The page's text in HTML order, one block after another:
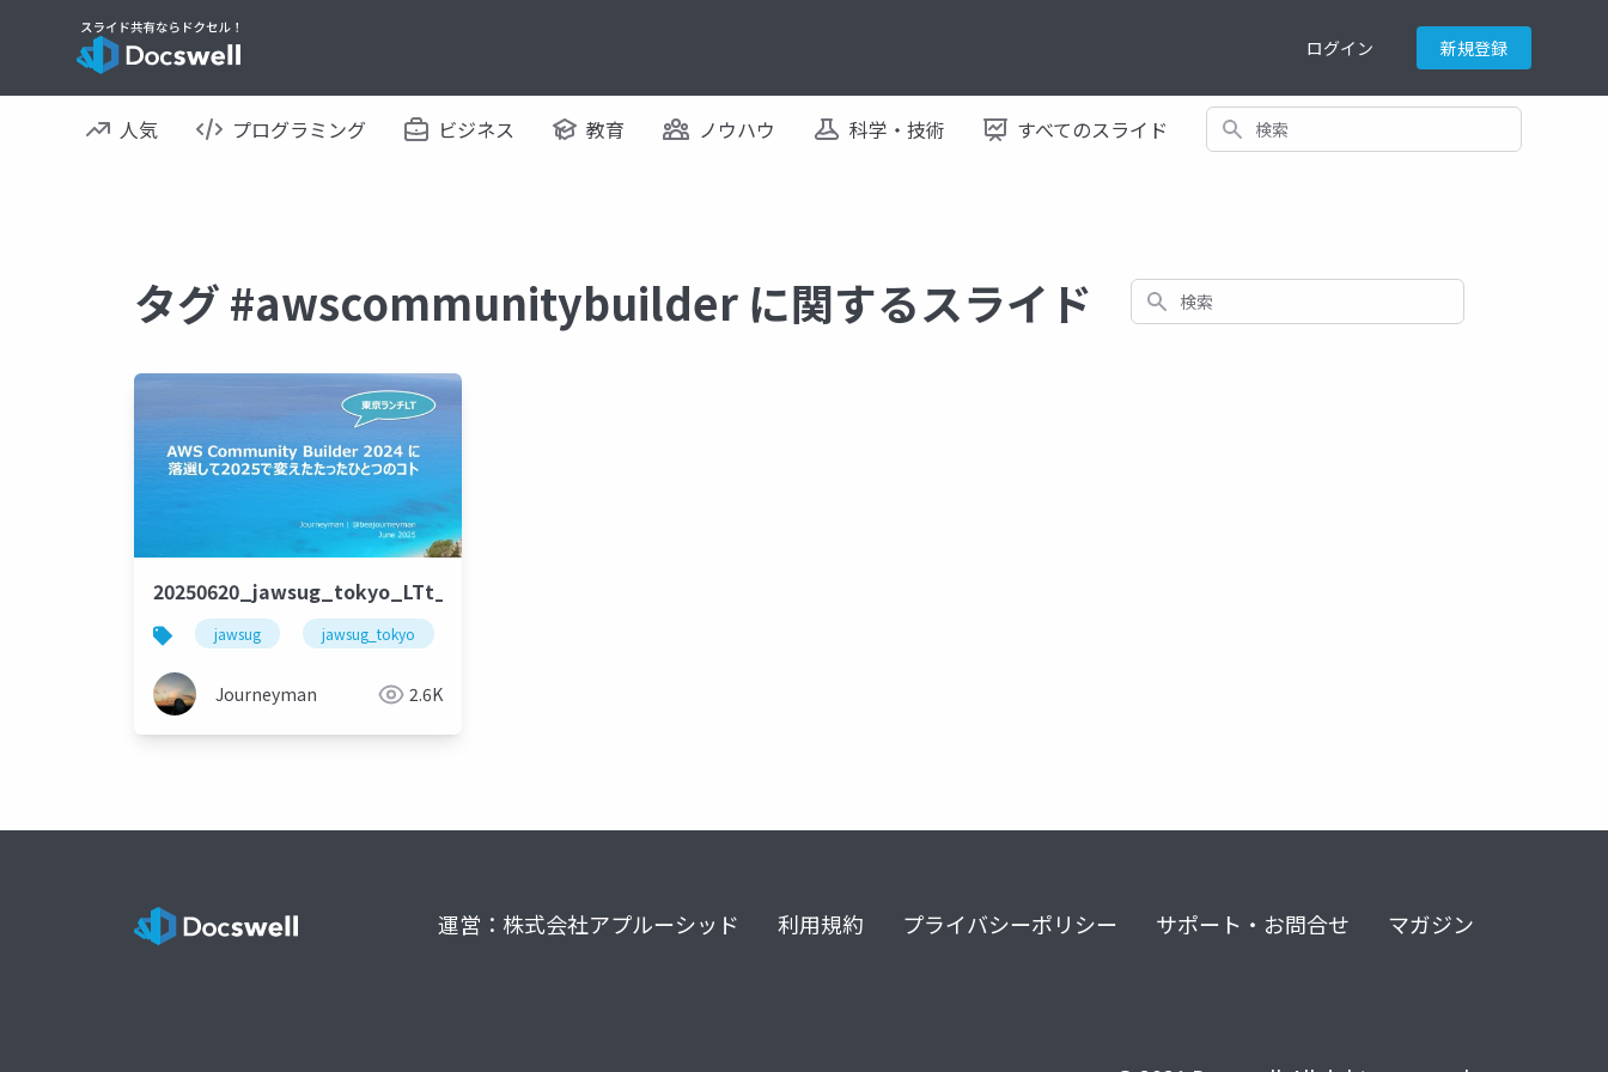
ログイン 新規登録
人気 プログラミング ビジネス 教育 ノウハウ 科学・技術 すべてのスライド 検索
タグ #awscommunitybuilder に関するスライド 検索
20250620_jawsug_tokyo_LTt_lt_beajouneyman
jawsug jawsug_tokyo
Journeyman 2.6K
運営：株式会社アプルーシッド 利用規約 プライバシーポリシー サポート・お問合せ マガジン